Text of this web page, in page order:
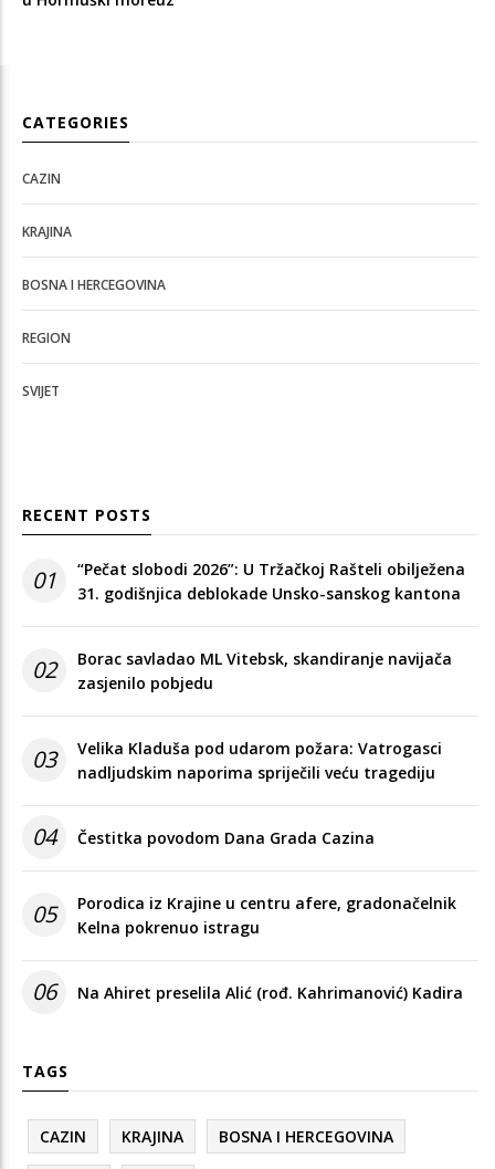
CATEGORIES
CAZIN
KRAJINA
BOSNA I HERCEGOVINA
REGION
SVIJET
RECENT POSTS
01
“Pečat slobodi 2026”: U Tržačkoj Rašteli obilježena
31. godišnjica deblokade Unsko-sanskog kantona
02
Borac savladao ML Vitebsk, skandiranje navijača
zasjenilo pobjedu
03
Velika Kladuša pod udarom požara: Vatrogasci
nadljudskim naporima spriječili veću tragediju
04 Čestitka povodom Dana Grada Cazina
05
Porodica iz Krajine u centru afere, gradonačelnik
Kelna pokrenuo istragu
06 Na Ahiret preselila Alić (rođ. Kahrimanović) Kadira
TAGS
CAZIN KRAJINA BOSNA I HERCEGOVINA